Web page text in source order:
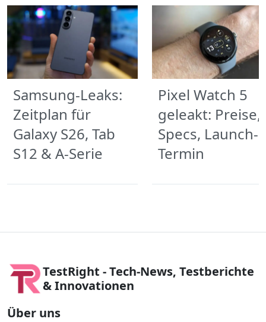
Samsung-Leaks:
Zeitplan für
Galaxy S26, Tab
S12 & A-Serie
Pixel Watch 5
geleakt: Preise,
Specs, Launch-
Termin
TestRight - Tech-News, Testberichte
& Innovationen
Über uns